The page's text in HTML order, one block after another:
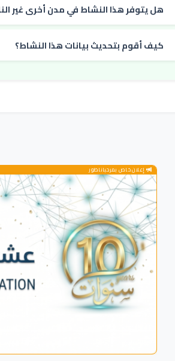
هل يتوفر هذا النشاط في مدن أخرى غير
كيف أقوم بتحديث بيانات هذا النشاط؟
إعلان خاص بمرحباناظور